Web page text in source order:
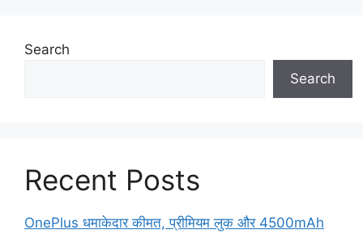
Search
Search
Recent Posts
OnePlus धमाकेदार कीमत, प्रीमियम लुक और 4500mAh